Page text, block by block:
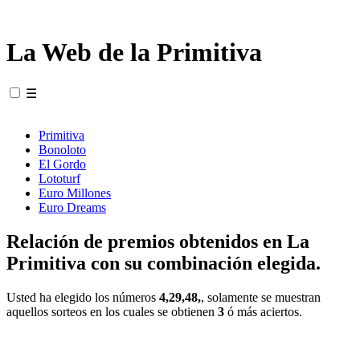
La Web de la Primitiva
☰
Primitiva
Bonoloto
El Gordo
Lototurf
Euro Millones
Euro Dreams
Relación de premios obtenidos en La
Primitiva con su combinación elegida.
Usted ha elegido los números 4,29,48,, solamente se muestran
aquellos sorteos en los cuales se obtienen 3 ó más aciertos.